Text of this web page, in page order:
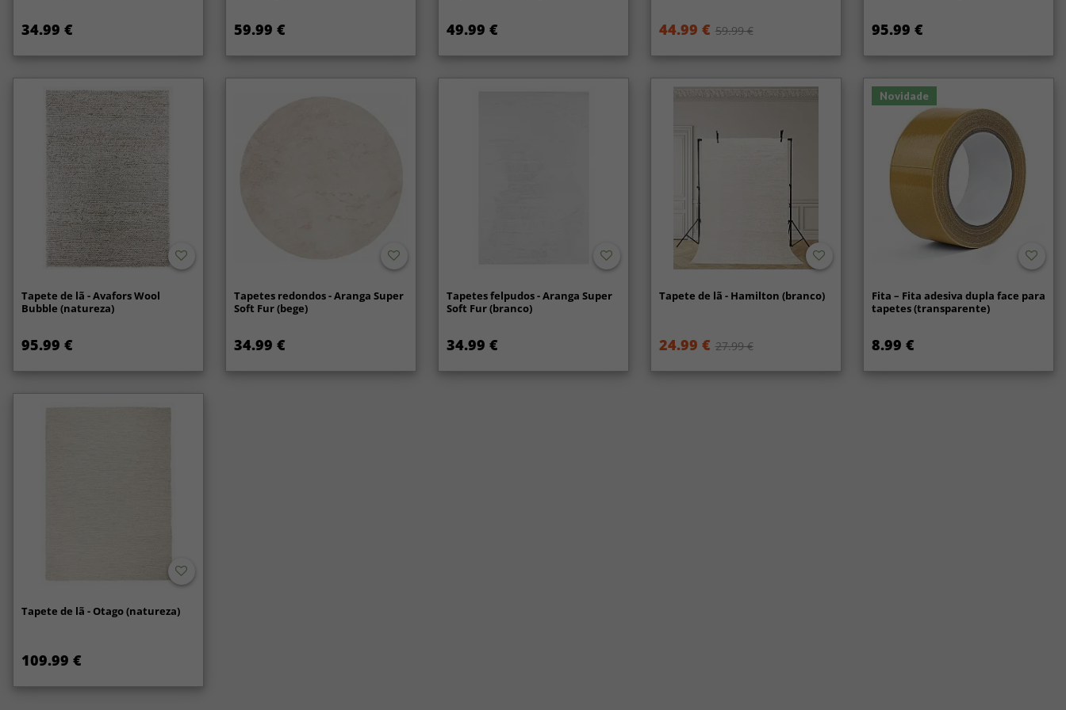
34.99 € 59.99 € 49.99 € 44.99 € 59.99 € 95.99 €
Tapete de lã - Avafors Wool
Bubble (natureza)
95.99 €
Tapetes redondos - Aranga Super
Soft Fur (bege)
34.99 €
Tapetes felpudos - Aranga Super
Soft Fur (branco)
34.99 €
Tapete de lã - Hamilton (branco)
24.99 € 27.99 €
Novidade
Fita – Fita adesiva dupla face para
tapetes (transparente)
8.99 €
Tapete de lã - Otago (natureza)
109.99 €